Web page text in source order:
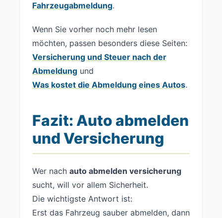
Fahrzeugabmeldung.
Wenn Sie vorher noch mehr lesen
möchten, passen besonders diese Seiten:
Versicherung und Steuer nach der
Abmeldung und
Was kostet die Abmeldung eines Autos.
Fazit: Auto abmelden
und Versicherung
Wer nach auto abmelden versicherung
sucht, will vor allem Sicherheit.
Die wichtigste Antwort ist:
Erst das Fahrzeug sauber abmelden, dann